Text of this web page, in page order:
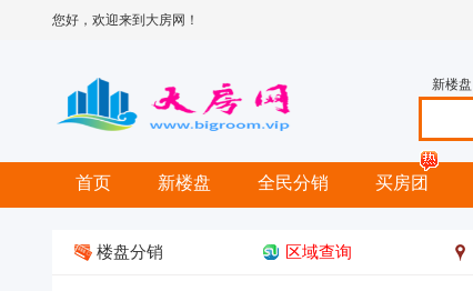
您好，欢迎来到大房网！
新楼盘
首页 新楼盘 全民分销 买房团
楼盘分销 区域查询